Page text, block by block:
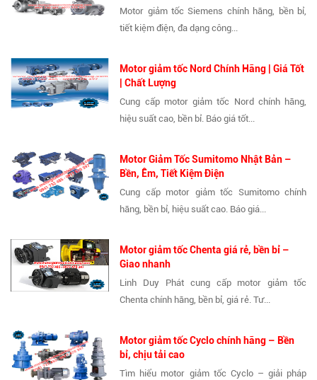
Motor giảm tốc Siemens chính hãng, bền bỉ,
tiết kiệm điện, đa dạng công...
Motor giảm tốc Nord Chính Hãng | Giá Tốt
| Chất Lượng
Cung cấp motor giảm tốc Nord chính hãng,
hiệu suất cao, bền bỉ. Báo giá tốt...
Motor Giảm Tốc Sumitomo Nhật Bản –
Bền, Êm, Tiết Kiệm Điện
Cung cấp motor giảm tốc Sumitomo chính
hãng, bền bỉ, hiệu suất cao. Báo giá...
Motor giảm tốc Chenta giá rẻ, bền bỉ –
Giao nhanh
Linh Duy Phát cung cấp motor giảm tốc
Chenta chính hãng, bền bỉ, giá rẻ. Tư...
Motor giảm tốc Cyclo chính hãng – Bền
bỉ, chịu tải cao
Tìm hiểu motor giảm tốc Cyclo – giải pháp